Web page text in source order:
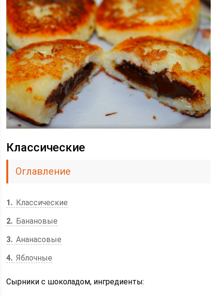
Классические
Оглавление
1
Классические
2
Банановые
3 Ананасовые
4 Яблочные
Сырники с шоколадом, ингредиенты: